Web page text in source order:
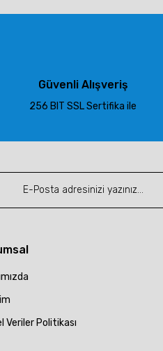
Güvenli Alışveriş
256 BIT SSL Sertifika ile
Veriler Politikası